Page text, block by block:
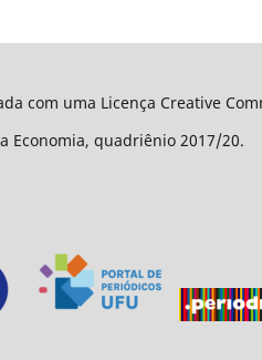
com uma Licença Creative
Economia, quadriênio 2017/20.